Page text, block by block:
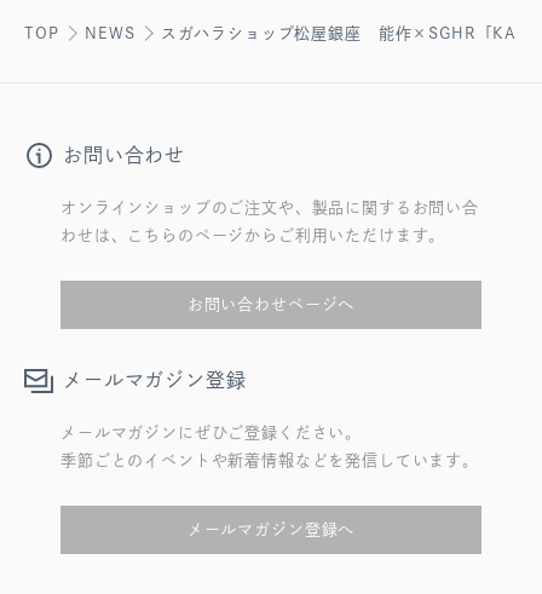
TOP NEWS スガハラショップ松屋銀座 能作×SGHR「
お問い合わせ
オンラインショップのご注文や、製品に関するお問い合
わせは、こちらのページからご利用いただけます。
お問い合わせページへ
メールマガジン登録
メールマガジンにぜひご登録ください。
季節ごとのイベントや新着情報などを発信しています。
メールマガジン登録へ